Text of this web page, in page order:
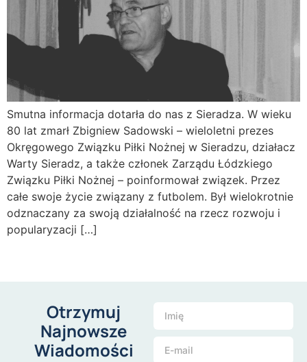
Smutna informacja dotarła do nas z Sieradza. W wieku
80 lat zmarł Zbigniew Sadowski – wieloletni prezes
Okręgowego Związku Piłki Nożnej w Sieradzu, działacz
Warty Sieradz, a także członek Zarządu Łódzkiego
Związku Piłki Nożnej – poinformował związek. Przez
całe swoje życie związany z futbolem. Był wielokrotnie
odznaczany za swoją działalność na rzecz rozwoju i
popularyzacji […]
Otrzymuj
Najnowsze
Wiadomości